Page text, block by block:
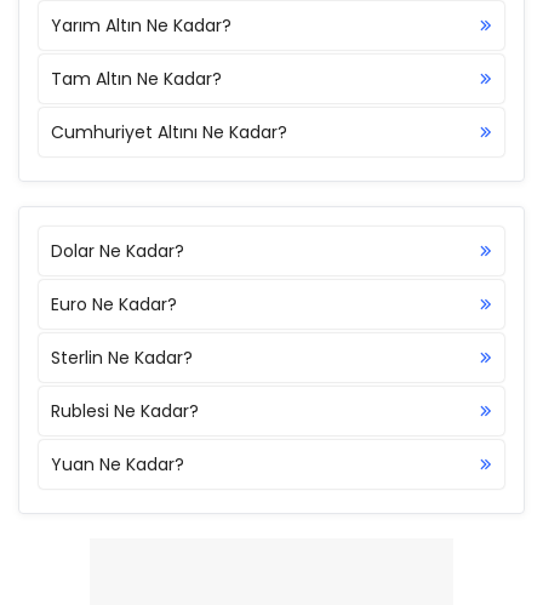
Yarım Altın Ne Kadar?
Tam Altın Ne Kadar?
Cumhuriyet Altını Ne Kadar?
Dolar Ne Kadar?
Euro Ne Kadar?
Sterlin Ne Kadar?
Rublesi Ne Kadar?
Yuan Ne Kadar?